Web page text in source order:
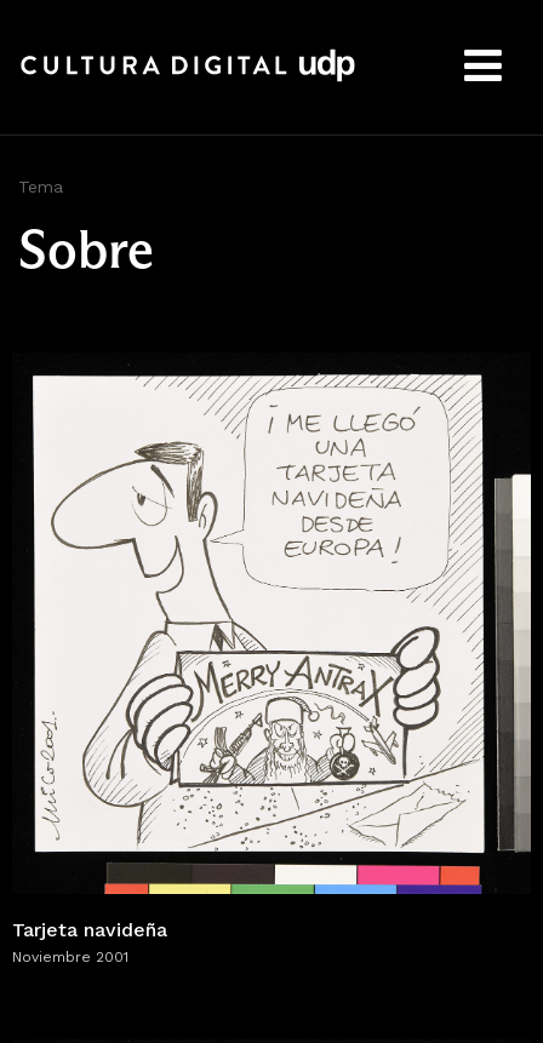
Tema
Sobre
Tarjeta navideña
Noviembre 2001